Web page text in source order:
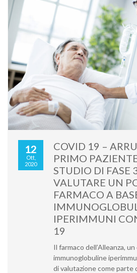
12
Ott,
2020
COVID 19 –
PRIMO
STUDIO DI FASE
VALUTARE UN
FARMACO A
IPERIMMUNI
19
Il farmaco dell’Alleanza,
immunoglobuline
di valutazione come parte